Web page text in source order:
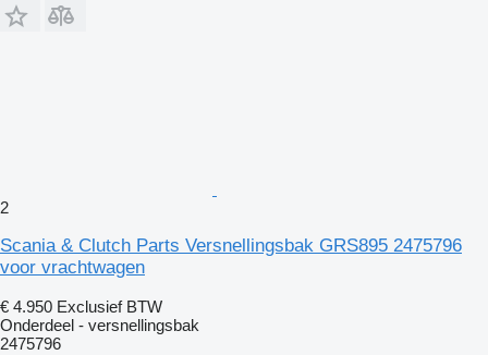
2
Scania & Clutch Parts Versnellingsbak GRS895 2475796
voor vrachtwagen
€ 4.950 Exclusief BTW
Onderdeel - versnellingsbak
2475796